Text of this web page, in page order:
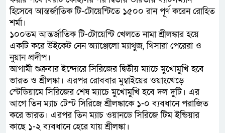
হিসেবে আন্তর্জাতিক টি-টোয়েন্টিতে ১৫০০ রান পূর্ণ করেন রোহিত
শর্মা।
১০০তম আন্তর্জাতিক টি-টোয়েন্টি খেলতে নামা শ্রীলঙ্কার হয়ে
একটি করে উইকেট নেন অ্যাঞ্জেলো ম্যাথুজ, থিসারা পেরেরা ও
নুয়ান প্রদীপ।
আগামী শুক্রবার ইন্দোরে সিরিজের দ্বিতীয় ম্যাচে মুখোমুখি হবে
ভারত ও শ্রীলঙ্কা। এরপর রোববার মুম্বাইয়ের ওয়াংখেড়ে
স্টেডিয়ামে সিরিজের শেষ ম্যাচে মুখোমুখি হবে দল দুটি। এর
আগে তিন ম্যাচ টেস্ট সিরিজে শ্রীলঙ্কাকে ১-০ ব্যবধানে পরাজিত
করে ভারত। এরপর তিন ম্যাচ ওয়ানডে সিরিজে টিম ইন্ডিয়ার
কাছে ১-২ ব্যবধানে হেরে যায় শ্রীলঙ্কা।